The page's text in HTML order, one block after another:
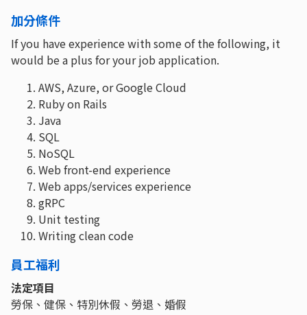
加分條件
If you have experience with some of the following, it
would be a plus for your job application.
AWS, Azure, or Google Cloud
Ruby on Rails
Java
SQL
NoSQL
Web front-end experience
Web apps/services experience
gRPC
Unit testing
Writing clean code
員工福利
法定項目
勞保、健保、特別休假、勞退、婚假